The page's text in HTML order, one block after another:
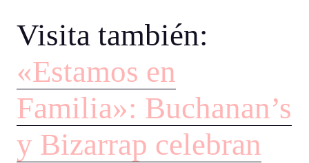
Visita también:
«Estamos en
Familia»: Buchanan’s
y Bizarrap celebran